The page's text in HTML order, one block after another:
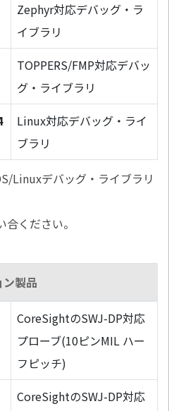
Zephyr対応デバッグ・ラ
イブラリ
TOPPERS/FMP対応デバッ
グ・ライブラリ
Linux対応デバッグ・ライ
ブラリ
Linuxデバッグ・ライブラリ
ください。
製品
CoreSightのSWJ-DP対応
プローブ(10ピンMIL ハー
フピッチ)
CoreSightのSWJ-DP対応